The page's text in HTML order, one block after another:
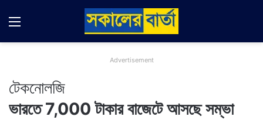
Menu
Advertisement
টেকনোলজি
ভারতে 7,000 টাকার বাজেটে আসছে সম্ভা